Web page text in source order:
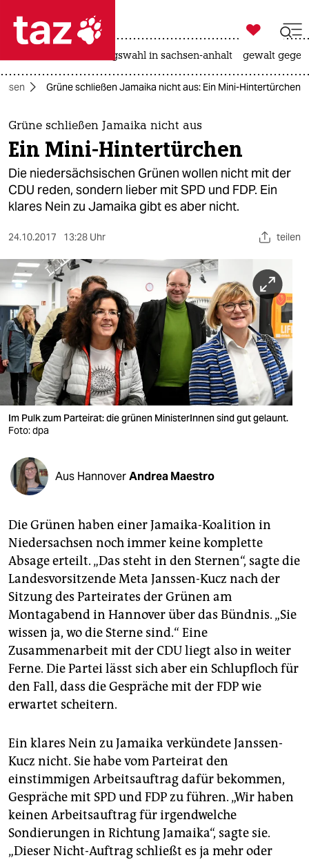
 taz zahl ich
taz zahl ich
themen
politik
öko
sport
berlin
nord
wahrheit
verlag
verlag
veranstaltungen
shop
unterstützen
abo
genossenschaft
epaper login

taz zahl ich
landtagswahl in sachsen-anhalt gewalt
Grüne schließen Jamaika nicht aus: Ein Mini-Hintertürchen
Grüne schließen Jamaika nicht aus
Ein Mini-Hintertürchen
Die niedersächsischen Grünen wollen nicht mit der
CDU reden, sondern lieber mit SPD und FDP. Ein
klares Nein zu Jamaika gibt es aber nicht.
24.10.2017 13:28 Uhr teilen
Im Pulk zum Parteirat: die grünen MinisterInnen sind gut gelaunt.
Foto: dpa
Aus HannoverAndrea Maestro
Die Grünen haben einer Jamaika-Koalition in
Niedersachsen noch immer keine komplette
Absage erteilt. „Das steht in den Sternen“, sagte die
Landesvorsitzende Meta Janssen-Kucz nach der
Sitzung des Parteirates der Grünen am
Montagabend in Hannover über das Bündnis. „Sie
wissen ja, wo die Sterne sind.“ Eine
Zusammenarbeit mit der CDU liegt also in weiter
Ferne. Die Partei lässt sich aber ein Schlupfloch für
den Fall, dass die Gespräche mit der FDP wie
erwartet scheitern.
Ein klares Nein zu Jamaika verkündete Janssen-
Kucz nicht. Sie habe vom Parteirat den
einstimmigen Arbeitsauftrag dafür bekommen,
Gespräche mit SPD und FDP zu führen. „Wir haben
keinen Arbeitsauftrag für irgendwelche
Sondierungen in Richtung Jamaika“, sagte sie.
„Dieser Nicht-Auftrag schließt es ja mehr oder